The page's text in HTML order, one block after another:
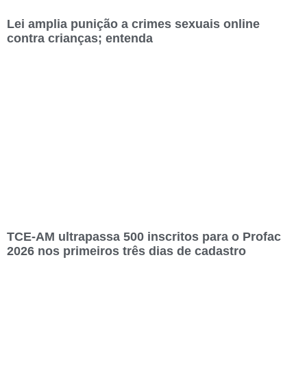
Lei amplia punição a crimes sexuais online
contra crianças; entenda
TCE-AM ultrapassa 500 inscritos para o Profac
2026 nos primeiros três dias de cadastro